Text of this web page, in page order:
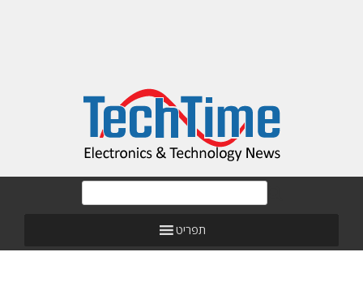
תפריט